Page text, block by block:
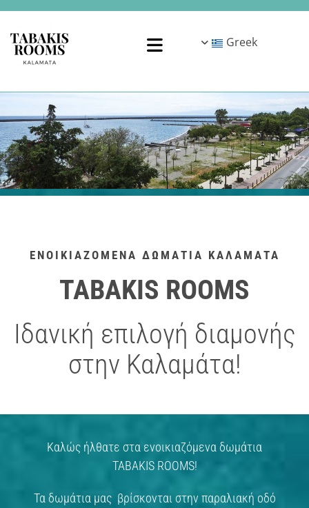
Greek
ΕΝΟΙΚΙΑΖΟΜΕΝΑ ΔΩΜΑΤΙΑ ΚΑΛΑΜΑΤΑ
TABAKIS ROOMS
Ιδανική επιλογή διαμονής
στην Καλαμάτα!
Καλώς ήλθατε στα ενοικιαζόμενα δωμάτια
TABAKIS ROOMS!
Τα δωμάτια μας βρίσκονται στην παραλιακή οδό